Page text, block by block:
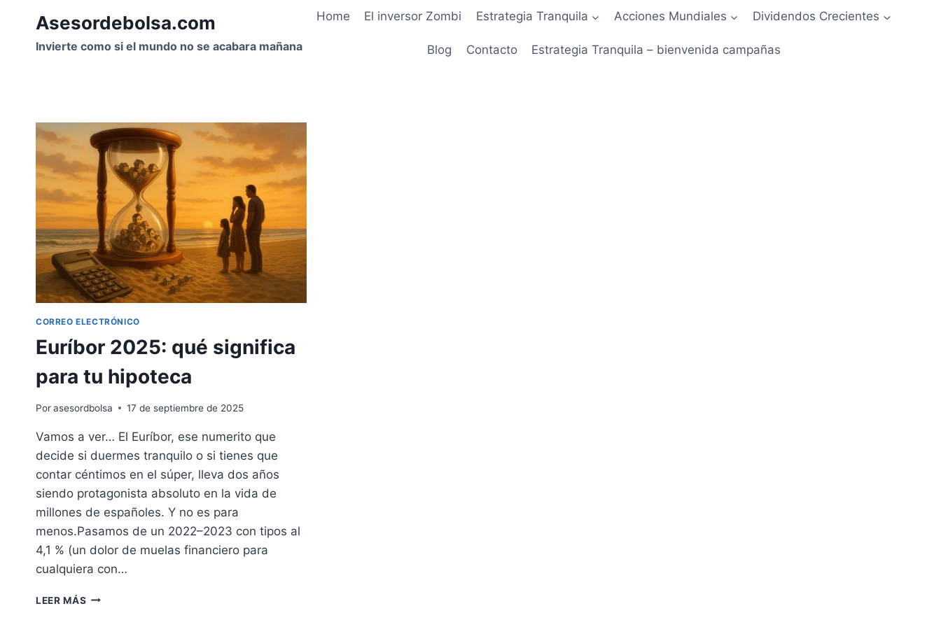
contenido
Asesordebolsa.com
Invierte como si el mundo no se acabara mañana
Home El inversor Zombi Estrategia Tranquila Acciones Mundiales Dividendos Crecientes
Blog Contacto Estrategia Tranquila – bienvenida campañas
CORREO ELECTRÓNICO
Euríbor 2025: qué significa
para tu hipoteca
Porasesordbolsa 17 de septiembre de 2025
Vamos a ver… El Euríbor, ese numerito que
decide si duermes tranquilo o si tienes que
contar céntimos en el súper, lleva dos años
siendo protagonista absoluto en la vida de
millones de españoles. Y no es para
menos.Pasamos de un 2022–2023 con tipos al
4,1 % (un dolor de muelas financiero para
cualquiera con…
LEER MÁS EURÍBOR